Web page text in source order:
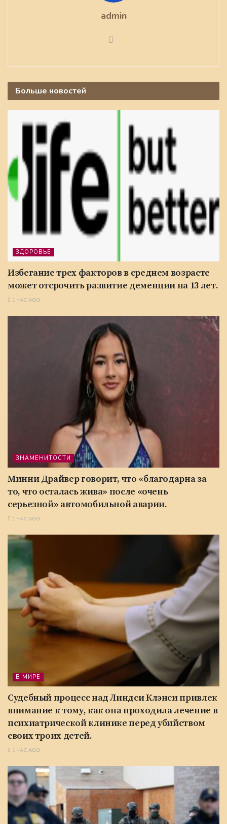
admin
Больше новостей
ЗДОРОВЬЕ
Избегание трех факторов в среднем возрасте
может отсрочить развитие деменции на 13 лет.
1 ЧАС AGO
ЗНАМЕНИТОСТИ
Минни Драйвер говорит, что «благодарна за
то, что осталась жива» после «очень
серьезной» автомобильной аварии.
1 ЧАС AGO
В МИРЕ
Судебный процесс над Линдси Клэнси привлек
внимание к тому, как она проходила лечение в
психиатрической клинике перед убийством
своих троих детей.
1 ЧАС AGO